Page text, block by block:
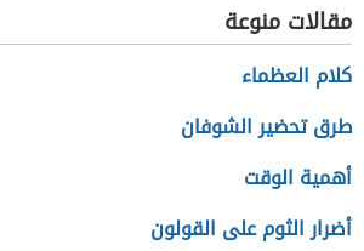
مقالات منوعة
كلام العظماء
طرق تحضير الشوفان
أهمية الوقت
أضرار الثوم على القولون